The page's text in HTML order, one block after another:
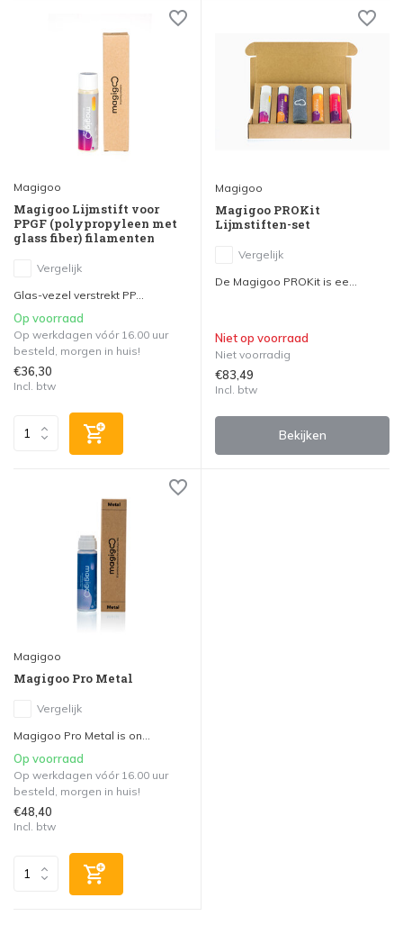
Magigoo
Magigoo Lijmstift voor
PPGF (polypropyleen met
glass fiber) filamenten
Vergelijk
Glas-vezel verstrekt PP...
Op voorraad
Op werkdagen vóór 16.00 uur
besteld, morgen in huis!
€36,30
Incl. btw
Magigoo
Magigoo PROKit
Lijmstiften-set
Vergelijk
De Magigoo PROKit is ee...
Niet op voorraad
Niet voorradig
€83,49
Incl. btw
Bekijken
Magigoo
Magigoo Pro Metal
Vergelijk
Magigoo Pro Metal is on...
Op voorraad
Op werkdagen vóór 16.00 uur
besteld, morgen in huis!
€48,40
Incl. btw